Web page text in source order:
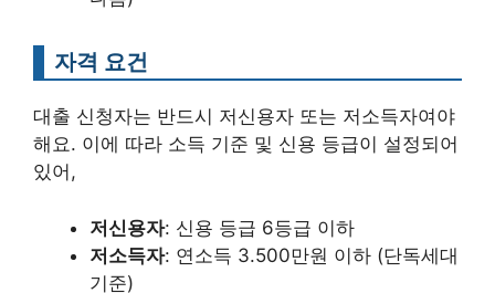
자격 요건
대출 신청자는 반드시 저신용자 또는 저소득자여야
해요. 이에 따라 소득 기준 및 신용 등급이 설정되어
있어,
저신용자: 신용 등급 6등급 이하
저소득자: 연소득 3.500만원 이하 (단독세대
기준)